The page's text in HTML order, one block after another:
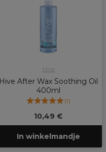
Hive
Hive After Wax Soothing Oil
400ml
(1)
10,49 €
In winkelmandje